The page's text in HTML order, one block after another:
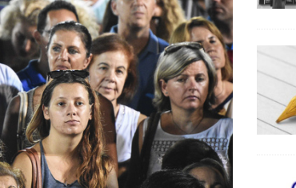
αλλά τα κόμματα της αντιπολίτευσης δεν
η «λύση» του μέσα από τον
ESM
ΑΠΟΨΕΙΣ
ΑΠΟΨΕΙΣ